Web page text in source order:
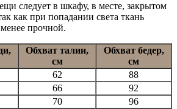
следует в шкафу, в месте, закрытом
как при попадании света ткань
прочной.
Обхват талии,
см
Обхват бедер,
см
62
88
66
92
70
96